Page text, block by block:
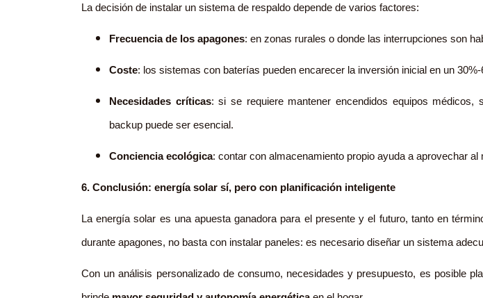
La decisión de instalar un sistema de respaldo depende de varios factores:
Frecuencia de los apagones: en zonas rurales o donde las interrupciones son
Coste: los sistemas con baterías pueden encarecer la inversión inicial en un 30%-
Necesidades críticas: si se requiere mantener encendidos equipos
backup puede ser esencial.
Conciencia ecológica: contar con almacenamiento propio ayuda a aprovechar
6. Conclusión: energía solar sí, pero con planificación inteligente
La energía solar es una apuesta ganadora para el presente y el futuro, tanto en
durante apagones, no basta con instalar paneles: es necesario diseñar un sistema
Con un análisis personalizado de consumo, necesidades y presupuesto, es posible